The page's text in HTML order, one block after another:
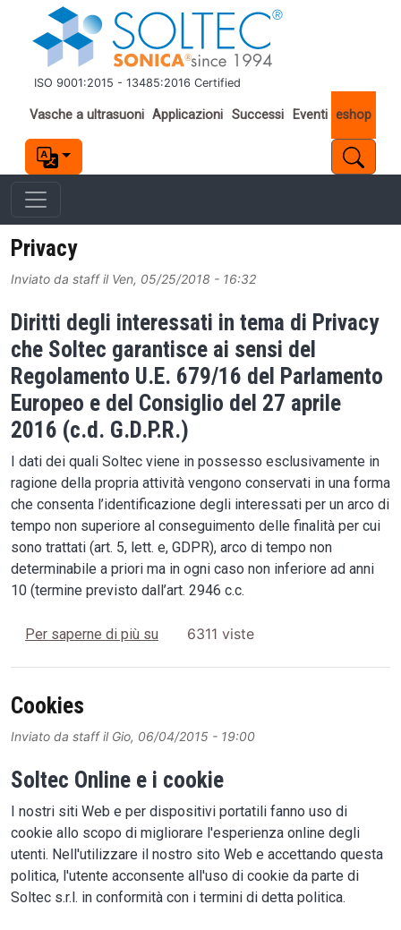
Salta al contenuto principale
ISO 9001:2015 - 13485:2016 Certified
Important links
Vasche a ultrasuoni Applicazioni Successi Eventi eshop
Privacy
Inviato da staffil Ven, 05/25/2018 - 16:32
Diritti degli interessati in tema di Privacy
che Soltec garantisce ai sensi del
Regolamento U.E. 679/16 del Parlamento
Europeo e del Consiglio del 27 aprile
2016 (c.d. G.D.P.R.)
I dati dei quali Soltec viene in possesso esclusivamente in
ragione della propria attività vengono conservati in una forma
che consenta l’identificazione degli interessati per un arco di
tempo non superiore al conseguimento delle finalità per cui
sono trattati (art. 5, lett. e, GDPR), arco di tempo non
determinabile a priori ma in ogni caso non inferiore ad anni
10 (termine previsto dall’art. 2946 c.c.
Per saperne di più su Privacy6311 viste
Cookies
Inviato da staffil Gio, 06/04/2015 - 19:00
Soltec Online e i cookie
I nostri siti Web e per dispositivi portatili fanno uso di
cookie allo scopo di migliorare l'esperienza online degli
utenti. Nell'utilizzare il nostro sito Web e accettando questa
politica, l'utente acconsente all'uso di cookie da parte di
Soltec s.r.l. in conformità con i termini di detta politica.